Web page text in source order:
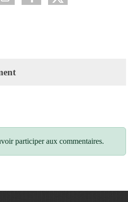
participer aux commentaires.